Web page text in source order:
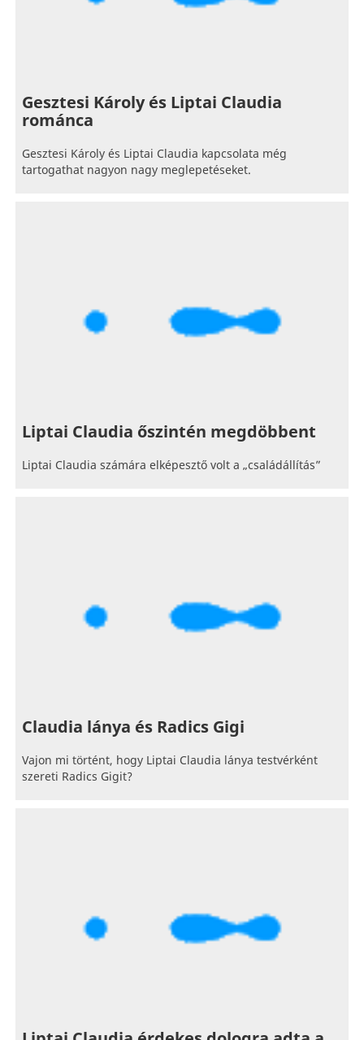
Gesztesi Károly és Liptai Claudia
románca
Gesztesi Károly és Liptai Claudia kapcsolata még
tartogathat nagyon nagy meglepetéseket.
Liptai Claudia őszintén megdöbbent
Liptai Claudia számára elképesztő volt a „családállítás”
Claudia lánya és Radics Gigi
Vajon mi történt, hogy Liptai Claudia lánya testvérként
szereti Radics Gigit?